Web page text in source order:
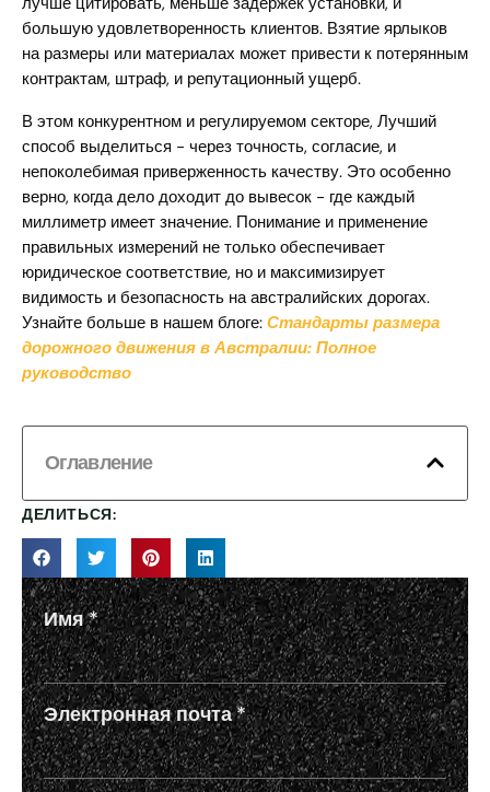
большую удовлетворенность клиентов. Взятие ярлыков
на размеры или материалах может привести к потерянным
контрактам, штраф, и репутационный ущерб.
В этом конкурентном и регулируемом секторе, Лучший
способ выделиться - через точность, согласие, и
непоколебимая приверженность качеству. Это особенно
верно, когда дело доходит до вывесок - где каждый
миллиметр имеет значение. Понимание и применение
правильных измерений не только обеспечивает
юридическое соответствие, но и максимизирует
видимость и безопасность на австралийских дорогах.
Узнайте больше в нашем блоге: Стандарты размера
дорожного движения в Австралии: Полное
руководство
Оглавление
ДЕЛИТЬСЯ:
Имя*
Электронная почта*